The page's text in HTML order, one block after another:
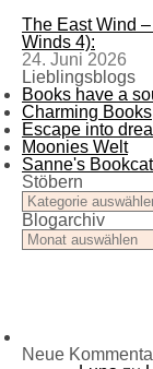
The East Wind
Winds 4):
24. Juni 2026
Lieblingsblogs
Books have a
Charming Books
Escape into
Moonies Welt
Sanne's
Stöbern
Stöbern
Blogarchiv
Blogarchiv
Neue